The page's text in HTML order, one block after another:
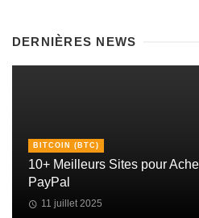
DERNIÈRES NEWS
BITCOIN (BTC)
10+ Meilleurs Sites pour
PayPal
11 juillet 2025